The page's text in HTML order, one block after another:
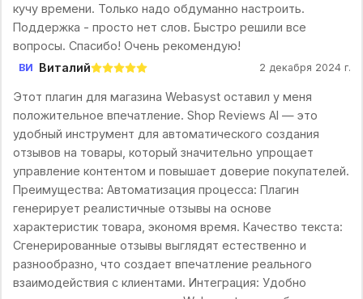
кучу времени. Только надо обдуманно настроить.
Поддержка - просто нет слов. Быстро решили все
вопросы. Спасибо! Очень рекомендую!
ВИ Виталий 2 декабря 2024 г.
Этот плагин для магазина Webasyst оставил у меня
положительное впечатление. Shop Reviews AI — это
удобный инструмент для автоматического создания
отзывов на товары, который значительно упрощает
управление контентом и повышает доверие покупателей.
Преимущества: Автоматизация процесса: Плагин
генерирует реалистичные отзывы на основе
характеристик товара, экономя время. Качество текста:
Сгенерированные отзывы выглядят естественно и
разнообразно, что создает впечатление реального
взаимодействия с клиентами. Интеграция: Удобно